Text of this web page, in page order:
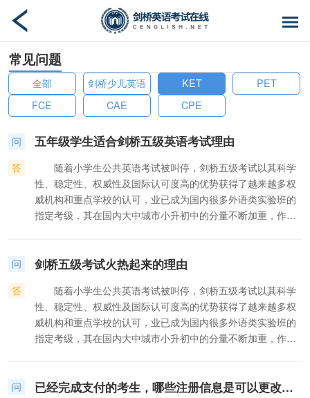
常见问题
全部 剑桥少儿英语 KET
PET
FCE
CAE CPE
问 五年级学生适合剑桥五级英语考试理由
答
随着小学生公共英语考试被叫停，剑桥五级考试以其科学
性、稳定性、权威性及国际认可度高的优势获得了越来越多权
威机构和重点学校的认可，业已成为国内很多外语类实验班的
指定考级，其在国内大中城市小升初中的分量不断加重，作用
学网络教育学院（简称北外网院）考点圆满结束，共有500多
桥英语五级考试的理念、作用、方法、技巧，以及相关的学习
项目和课程，北外网院青少部利用考试间隙，采取现场向家长
发放问卷的方式进行了问卷调查，共发放问卷近180份，回收
有效问卷165份。调查涉及剑桥英语五级考生的就读学校及年
级，其中5年级学生多，占72%；从考试目的来看，63%的考
问 剑桥五级考试火热起来的理由
答
随着小学生公共英语考试被叫停，剑桥五级考试以其科学
性、稳定性、权威性及国际认可度高的优势获得了越来越多权
威机构和重点学校的认可，业已成为国内很多外语类实验班的
指定考级，其在国内大中城市小升初中的分量不断加重，作用
学网络教育学院（简称北外网院）考点圆满结束，共有500多
问 已经完成支付的考生，哪些注册信息是可以更改的？